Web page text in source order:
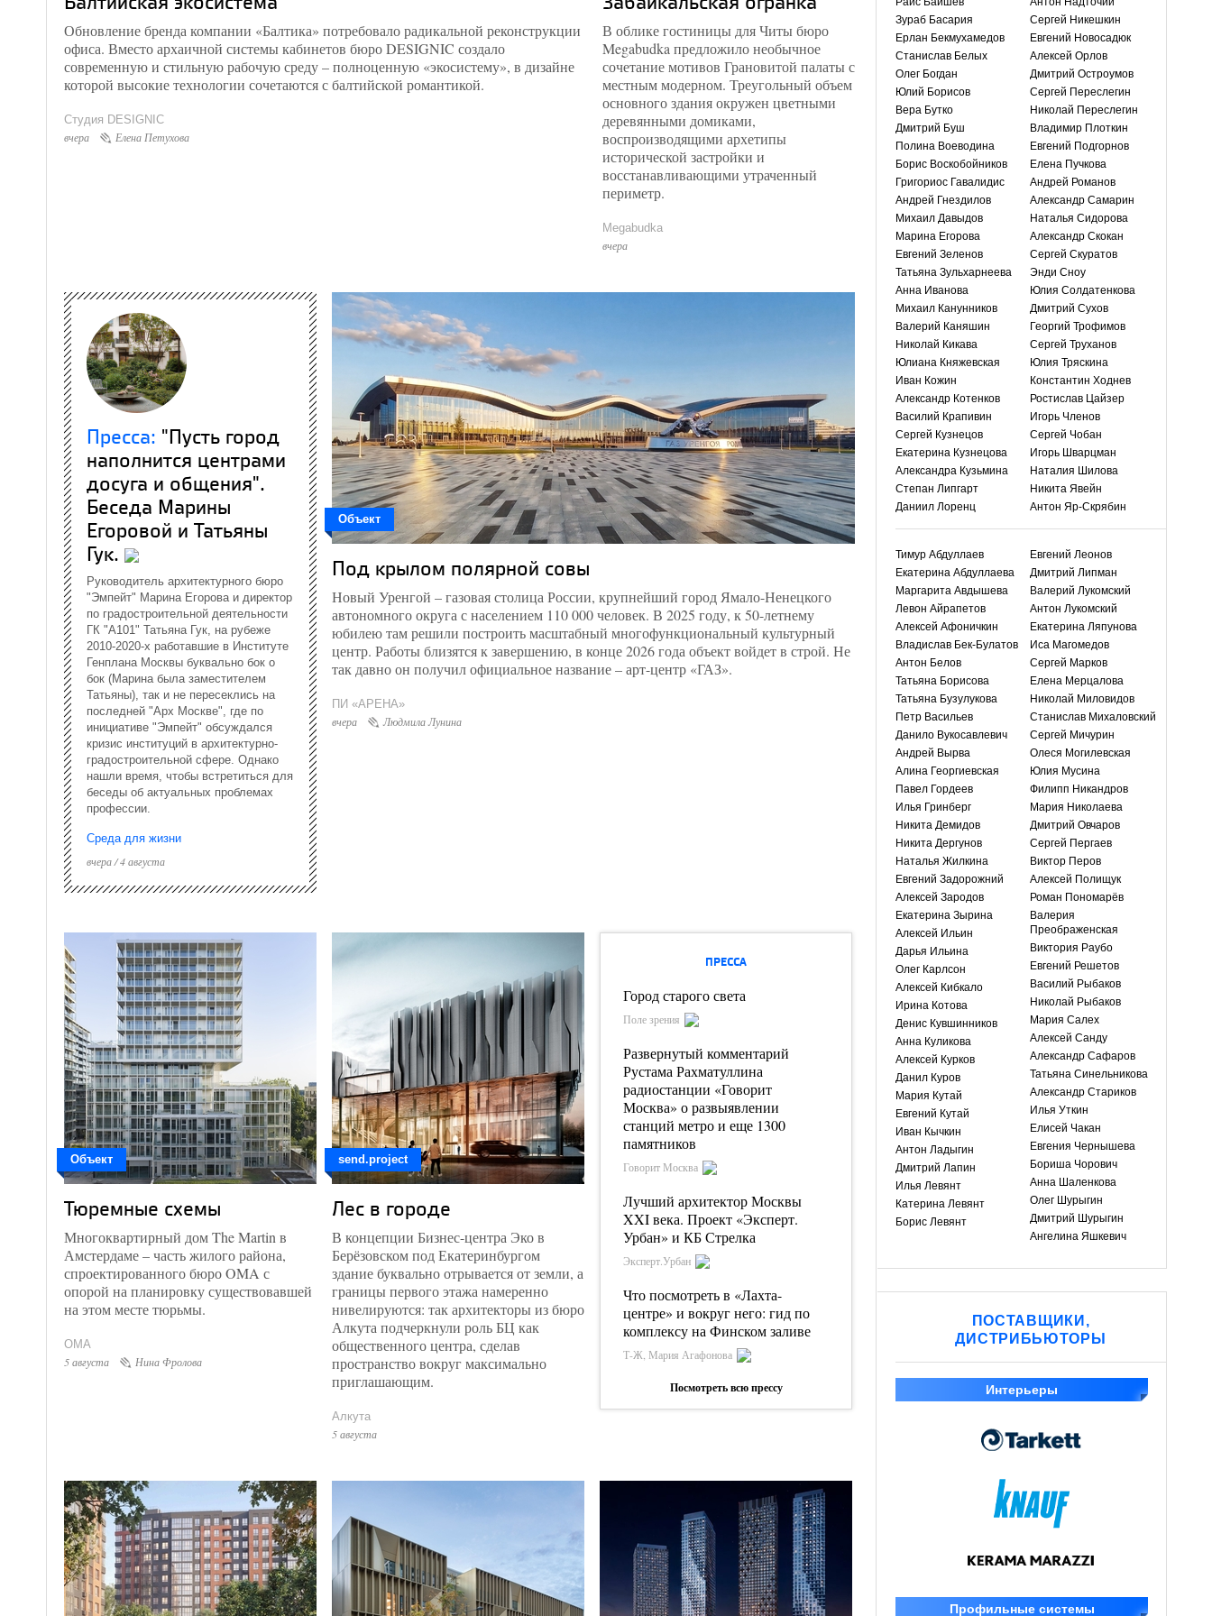
Обновление бренда компании «Балтика» потребовало радикальной реконструкции
офиса. Вместо архаичной системы кабинетов бюро DESIGNIC создало
современную и стильную рабочую среду – полноценную «экосистему», в дизайне
которой высокие технологии сочетаются с балтийской романтикой.
Студия DESIGNIC
вчера Елена Петухова
В облике гостиницы для Читы бюро
Megabudka предложило необычное
сочетание мотивов Грановитой палаты с
местным модерном. Треугольный объем
основного здания окружен цветными
деревянными домиками,
воспроизводящими архетипы
исторической застройки и
восстанавливающими утраченный
периметр.
Megabudka
вчера
Пресса: "Пусть город
наполнится центрами
досуга и общения".
Беседа Марины
Егоровой и Татьяны
Гук.
Руководитель архитектурного бюро
"Эмпейт" Марина Егорова и директор
по градостроительной деятельности
ГК "А101" Татьяна Гук, на рубеже
2010-2020-х работавшие в Институте
Генплана Москвы буквально бок о
бок (Марина была заместителем
Татьяны), так и не пересеклись на
последней "Арх Москве", где по
инициативе "Эмпейт" обсуждался
кризис институций в архитектурно-
градостроительной сфере. Однако
нашли время, чтобы встретиться для
беседы об актуальных проблемах
профессии.
Среда для жизни
вчера / 4 августа
Объект
Под крылом полярной совы
Новый Уренгой – газовая столица России, крупнейший город Ямало-Ненецкого
автономного округа с населением 110 000 человек. В 2025 году, к 50-летнему
юбилею там решили построить масштабный многофункциональный культурный
центр. Работы близятся к завершению, в конце 2026 года объект войдет в строй. Не
так давно он получил официальное название – арт-центр «ГАЗ».
ПИ «АРЕНА»
вчера Людмила Лунина
Объект
Тюремные схемы
Многоквартирный дом The Martin в
Амстердаме – часть жилого района,
спроектированного бюро OMA с
опорой на планировку существовавшей
на этом месте тюрьмы.
OMA
5 августа Нина Фролова
send.project
Лес в городе
В концепции Бизнес-центра Эко в
Берёзовском под Екатеринбургом
здание буквально отрывается от земли, а
границы первого этажа намеренно
нивелируются: так архитекторы из бюро
Алкута подчеркнули роль БЦ как
общественного центра, сделав
пространство вокруг максимально
приглашающим.
Алкута
5 августа
ПРЕССА
Город старого света
Поле зрения
Развернутый комментарий
Рустама Рахматуллина
радиостанции «Говорит
Москва» о развыявлении
станций метро и еще 1300
памятников
Говорит Москва
Лучший архитектор Москвы
XXI века. Проект «Эксперт.
Урбан» и КБ Стрелка
Эксперт.Урбан
Что посмотреть в «Лахта-
центре» и вокруг него: гид по
комплексу на Финском заливе
Т-Ж, Мария Агафонова
Посмотреть всю прессу
Зураб Басария
Ерлан Бекмухамедов
Станислав Белых
Олег Богдан
Юлий Борисов
Вера Бутко
Дмитрий Буш
Полина Воеводина
Борис Воскобойников
Григориос Гавалидис
Андрей Гнездилов
Михаил Давыдов
Марина Егорова
Евгений Зеленов
Татьяна Зульхарнеева
Анна Иванова
Михаил Канунников
Валерий Каняшин
Николай Кикава
Юлиана Княжевская
Иван Кожин
Александр Котенков
Василий Крапивин
Сергей Кузнецов
Екатерина Кузнецова
Александра Кузьмина
Степан Липгарт
Даниил Лоренц
Сергей Никешкин
Евгений Новосадюк
Алексей Орлов
Дмитрий Остроумов
Сергей Переслегин
Николай Переслегин
Владимир Плоткин
Евгений Подгорнов
Елена Пучкова
Андрей Романов
Александр Самарин
Наталья Сидорова
Александр Скокан
Сергей Скуратов
Энди Сноу
Юлия Солдатенкова
Дмитрий Сухов
Георгий Трофимов
Сергей Труханов
Юлия Тряскина
Константин Ходнев
Ростислав Цайзер
Игорь Членов
Сергей Чобан
Игорь Шварцман
Наталия Шилова
Никита Явейн
Антон Яр-Скрябин
Тимур Абдуллаев
Екатерина Абдуллаева
Маргарита Авдышева
Левон Айрапетов
Алексей Афоничкин
Владислав Бек-Булатов
Антон Белов
Татьяна Борисова
Татьяна Бузулукова
Петр Васильев
Данило Вукосавлевич
Андрей Вырва
Алина Георгиевская
Павел Гордеев
Илья Гринберг
Никита Демидов
Никита Дергунов
Наталья Жилкина
Евгений Задорожний
Алексей Зародов
Екатерина Зырина
Алексей Ильин
Дарья Ильина
Олег Карлсон
Алексей Кибкало
Ирина Котова
Денис Кувшинников
Анна Куликова
Алексей Курков
Данил Куров
Мария Кутай
Евгений Кутай
Иван Кычкин
Антон Ладыгин
Дмитрий Лапин
Илья Левянт
Катерина Левянт
Борис Левянт
Евгений Леонов
Дмитрий Липман
Валерий Лукомский
Антон Лукомский
Екатерина Ляпунова
Иса Магомедов
Сергей Марков
Елена Мерцалова
Николай Миловидов
Станислав Михаловский
Сергей Мичурин
Олеся Могилевская
Юлия Мусина
Филипп Никандров
Мария Николаева
Дмитрий Овчаров
Сергей Пергаев
Виктор Перов
Алексей Полищук
Роман Пономарёв
Валерия
Преображенская
Виктория Раубо
Евгений Решетов
Василий Рыбаков
Николай Рыбаков
Мария Салех
Алексей Санду
Александр Сафаров
Татьяна Синельникова
Александр Стариков
Илья Уткин
Елисей Чакан
Евгения Чернышева
Бориша Чорович
Анна Шаленкова
Олег Шурыгин
Дмитрий Шурыгин
Ангелина Яшкевич
ПОСТАВЩИКИ,
ДИСТРИБЬЮТОРЫ
Интерьеры
Профильные системы